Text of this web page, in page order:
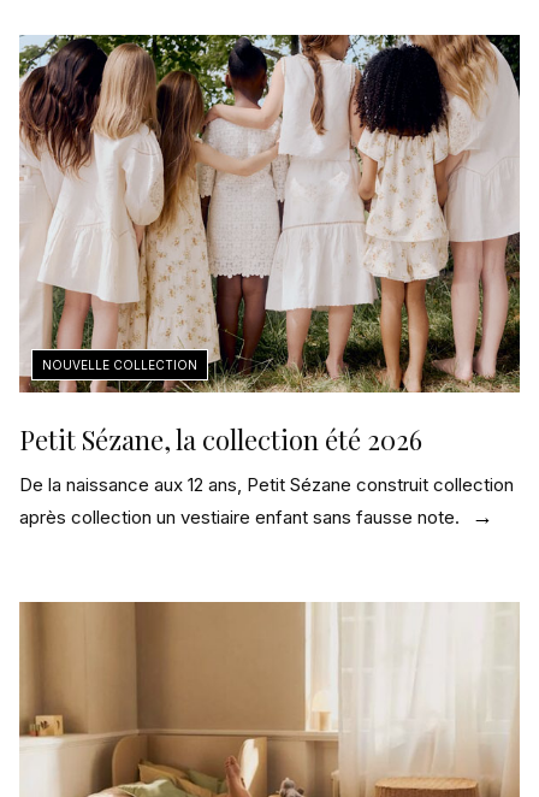
Petit Sézane, la collection été 2026
De la naissance aux 12 ans, Petit Sézane construit collection
après collection un vestiaire enfant sans fausse note.